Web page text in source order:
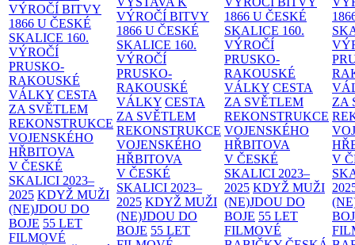
VÝROČÍ BITVY
1866 U ČESKÉ
SKALICE 160.
VÝROČÍ
PRUSKO-
RAKOUSKÉ
VÁLKY CESTA
ZA SVĚTLEM
REKONSTRUKCE
VOJENSKÉHO
HŘBITOVA
V ČESKÉ
SKALICI 2023–
2025 KDYŽ MUŽI
(NE)JDOU DO
BOJE 55 LET
FILMOVÉ
VÝROČÍ BITVY
1866 U ČESKÉ
SKALICE 160.
VÝROČÍ
PRUSKO-
RAKOUSKÉ
VÁLKY CESTA
ZA SVĚTLEM
REKONSTRUKCE
VOJENSKÉHO
HŘBITOVA
V ČESKÉ
SKALICI 2023–
2025 KDYŽ MUŽI
(NE)JDOU DO
BOJE 55 LET
1866 U ČESKÉ
SKALICE 160.
VÝROČÍ
PRUSKO-
RAKOUSKÉ
VÁLKY CESTA
ZA SVĚTLEM
REKONSTRUKCE
VOJENSKÉHO
HŘBITOVA
V ČESKÉ
SKALICI 2023–
2025 KDYŽ MUŽI
(NE)JDOU DO
BOJE 55 LET
FILMOVÉ
ZA
V